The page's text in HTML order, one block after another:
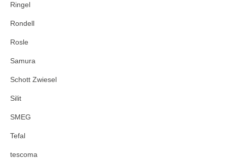
Ringel
Rondell
Rosle
Samura
Schott Zwiesel
Silit
SMEG
Tefal
tescoma